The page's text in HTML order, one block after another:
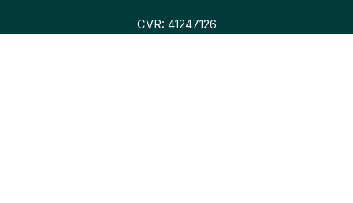
CVR: 41247126